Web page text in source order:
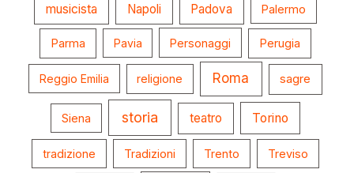
musicista Napoli Padova Palermo
Parma Pavia Personaggi Perugia
Reggio Emilia religione Roma sagre
Siena storia teatro Torino
tradizione Tradizioni Trento Treviso